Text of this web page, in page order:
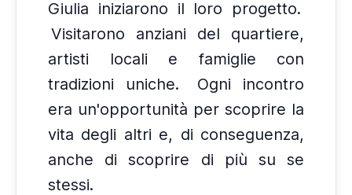
Giulia iniziarono il loro progetto.
Visitarono anziani del quartiere,
artisti locali e famiglie con
tradizioni uniche.
Ogni incontro
era un'opportunità per scoprire la
vita degli altri e, di conseguenza,
anche di scoprire di più su se
stessi.